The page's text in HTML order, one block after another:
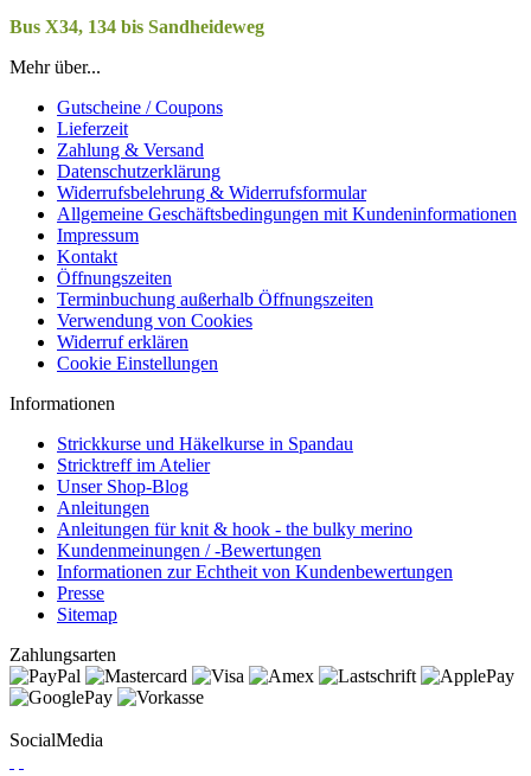
Bus X34, 134 bis Sandheideweg
Mehr über...
Gutscheine / Coupons
Lieferzeit
Zahlung & Versand
Datenschutzerklärung
Widerrufsbelehrung & Widerrufsformular
Allgemeine Geschäftsbedingungen mit Kundeninformationen
Impressum
Kontakt
Öffnungszeiten
Terminbuchung außerhalb Öffnungszeiten
Verwendung von Cookies
Widerruf erklären
Cookie Einstellungen
Informationen
Strickkurse und Häkelkurse in Spandau
Stricktreff im Atelier
Unser Shop-Blog
Anleitungen
Anleitungen für knit & hook - the bulky merino
Kundenmeinungen / -Bewertungen
Informationen zur Echtheit von Kundenbewertungen
Presse
Sitemap
Zahlungsarten
SocialMedia